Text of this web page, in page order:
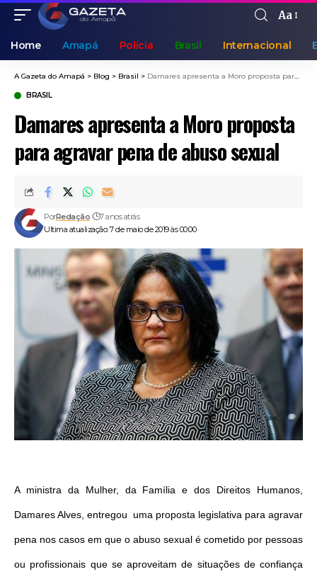
Aa
Home Amapá Polícia Brasil Internacional
A Gazeta do Amapá > Blog > Brasil > Damares apresenta a Moro proposta para agravar pena de abuso sexual
BRASIL
Damares apresenta a Moro proposta
para agravar pena de abuso sexual
Ultima atualização: 7 de maio de 2019 às 00:00
PorRedação 7 anos atrás
A ministra da Mulher, da Família e dos Direitos Humanos,
Damares Alves, entregou uma proposta legislativa para agravar
pena nos casos em que o abuso sexual é cometido por pessoas
ou profissionais que se aproveitam de situações de confiança